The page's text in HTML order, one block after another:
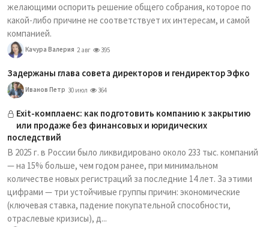
желающими оспорить решение общего собрания, которое по
какой-либо причине не соответствует их интересам, и самой
компанией.
Качура Валерия 2 авг 395
Задержаны глава совета директоров и гендиректор Эфко
Иванов Петр 30 июл 364
Exit-комплаенс: как подготовить компанию к закрытию
или продаже без финансовых и юридических
последствий
В 2025 г. в России было ликвидировано около 233 тыс. компаний
— на 15% больше, чем годом ранее, при минимальном
количестве новых регистраций за последние 14 лет. За этими
цифрами — три устойчивые группы причин: экономические
(ключевая ставка, падение покупательной способности,
отраслевые кризисы), д...